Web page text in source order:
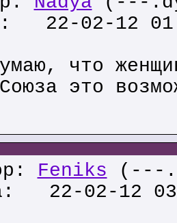
22-02-12
что
это
Feniks (---
22-02-12